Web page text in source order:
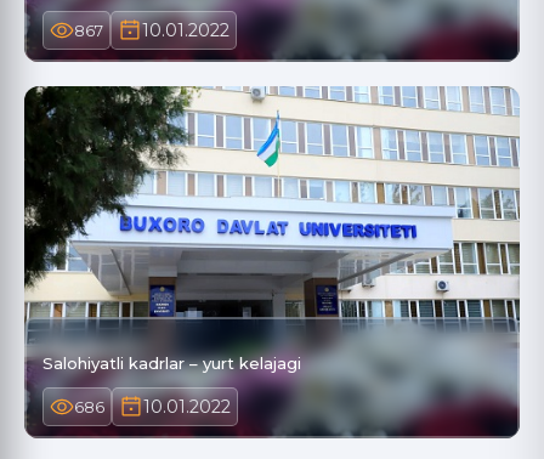
867 10.01.2022
Salohiyatli kadrlar – yurt kelajagi
686 10.01.2022